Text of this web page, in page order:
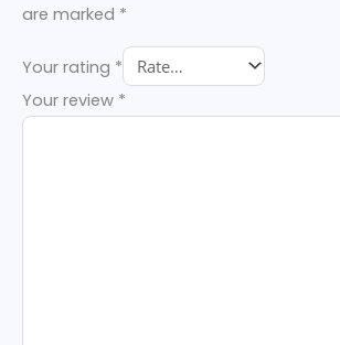
are marked *
Your rating *
Your review *